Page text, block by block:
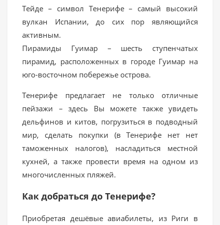
Тейде – символ Тенерифе – самый высокий
вулкан Испании, до сих пор являющийся
активным.
Пирамиды Гуимар – шесть ступенчатых
пирамид, расположенных в городе Гуимар на
юго-восточном побережье острова.
Тенерифе предлагает не только отличные
пейзажи – здесь Вы можете также увидеть
дельфинов и китов, погрузиться в подводный
мир, сделать покупки (в Тенерифе нет нет
таможенных налогов), насладиться местной
кухней, а также провести время на одном из
многочисленных пляжей.
Как добраться до Тенерифе?
Приобретая дешёвые авиабилеты, из Риги в